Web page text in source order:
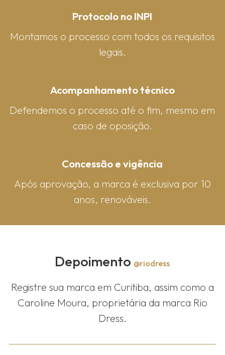
Protocolo no INPI
Montamos o processo com todos os requisitos
legais.
Acompanhamento técnico
Defendemos o processo até o fim, mesmo em
caso de oposição.
Concessão e vigência
Após aprovação, a marca é exclusiva por 10
anos, renováveis.
Depoimento @riodress
Registre sua marca em Curitiba, assim como a
Caroline Moura, proprietária da marca Rio
Dress.